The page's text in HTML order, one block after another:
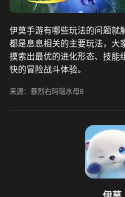
伊莫手游有哪些玩法的问题就
都是息息相关的主要玩法，大
摸索出最优的进化形态、技能
快的冒险战斗体验。
来源：暴烈右玛瑙水母8